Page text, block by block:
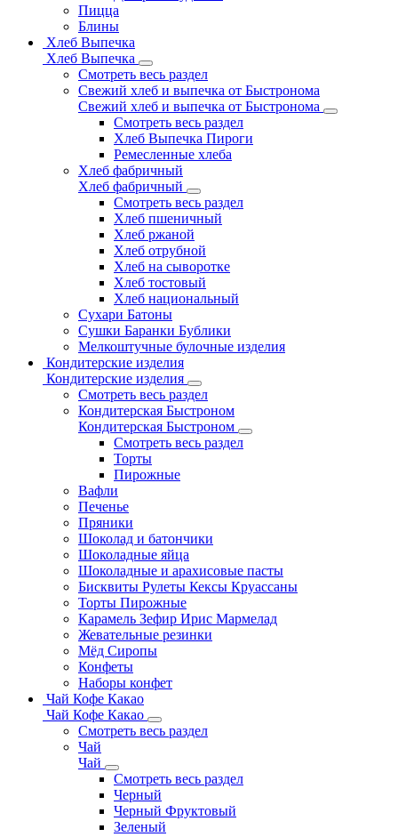
Пицца
Блины
Хлеб Выпечка
Хлеб Выпечка
Смотреть весь раздел
Свежий хлеб и выпечка от Быстронома
Свежий хлеб и выпечка от Быстронома
Смотреть весь раздел
Хлеб Выпечка Пироги
Ремесленные хлеба
Хлеб фабричный
Хлеб фабричный
Смотреть весь раздел
Хлеб пшеничный
Хлеб ржаной
Хлеб отрубной
Хлеб на сыворотке
Хлеб тостовый
Хлеб национальный
Сухари Батоны
Сушки Баранки Бублики
Мелкоштучные булочные изделия
Кондитерские изделия
Кондитерские изделия
Смотреть весь раздел
Кондитерская Быстроном
Кондитерская Быстроном
Смотреть весь раздел
Торты
Пирожные
Вафли
Печенье
Пряники
Шоколад и батончики
Шоколадные яйца
Шоколадные и арахисовые пасты
Бисквиты Рулеты Кексы Круассаны
Торты Пирожные
Карамель Зефир Ирис Мармелад
Жевательные резинки
Мёд Сиропы
Конфеты
Наборы конфет
Чай Кофе Какао
Чай Кофе Какао
Смотреть весь раздел
Чай
Чай
Смотреть весь раздел
Черный
Черный Фруктовый
Зеленый